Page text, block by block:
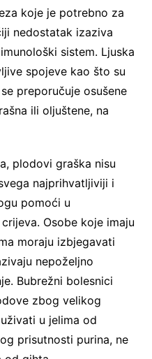
koje je potrebno za
nedostatak izaziva
sistem. Ljuska
spojeve kao što su
preporučuje osušene
ili oljuštene, na
plodovi graška nisu
najprihvatljiviji i
pomoći u
Osobe koje imaju
moraju izbjegavati
nepoželjno
Bubrežni bolesnici
zbog velikog
u jelima od
prisutnosti purina, ne